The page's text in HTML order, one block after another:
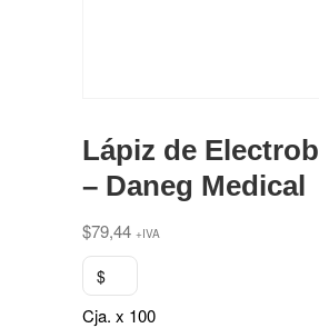
Lápiz de
– Daneg Medical
$79,44 +IVA
$
Cja. x 100